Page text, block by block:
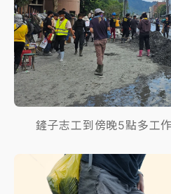
鏟子志工到傍晚5點多工